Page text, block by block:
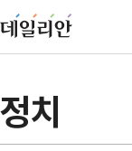
정치